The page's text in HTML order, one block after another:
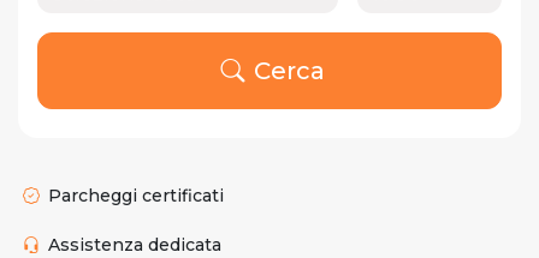
Cerca
Parcheggi certificati
Assistenza dedicata